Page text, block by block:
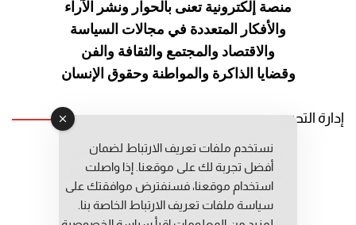
منصة إلكترونية تعنى بالحوار ونشر الآراء
والأفكار المتعددة في مجالات السياسة
والاقتصاد والمجتمع والثقافة والفن
وقضايا الذاكرة والمواطنة وحقوق الإنسان
إدارة التحرير
رئيس التحرير: عبد الرحيم التوراني
رئيس التحرير المساعد: المعطي قبال
مديرة التحرير: فاطمة حوحو
نستخدم ملفات تعريف الارتباط لضمان
أفضل تجربة لك على موقعنا. إذا واصلت
استخدام موقعنا، فسنفترض موافقتك على
سياسة ملفات تعريف الارتباط الخاصة بنا.